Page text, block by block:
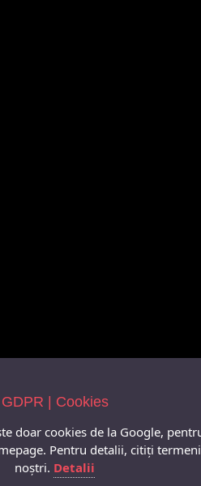
GDPR | Cookies
doar cookies de la Google,
Pentru detalii, citiți
noștri. Detalii